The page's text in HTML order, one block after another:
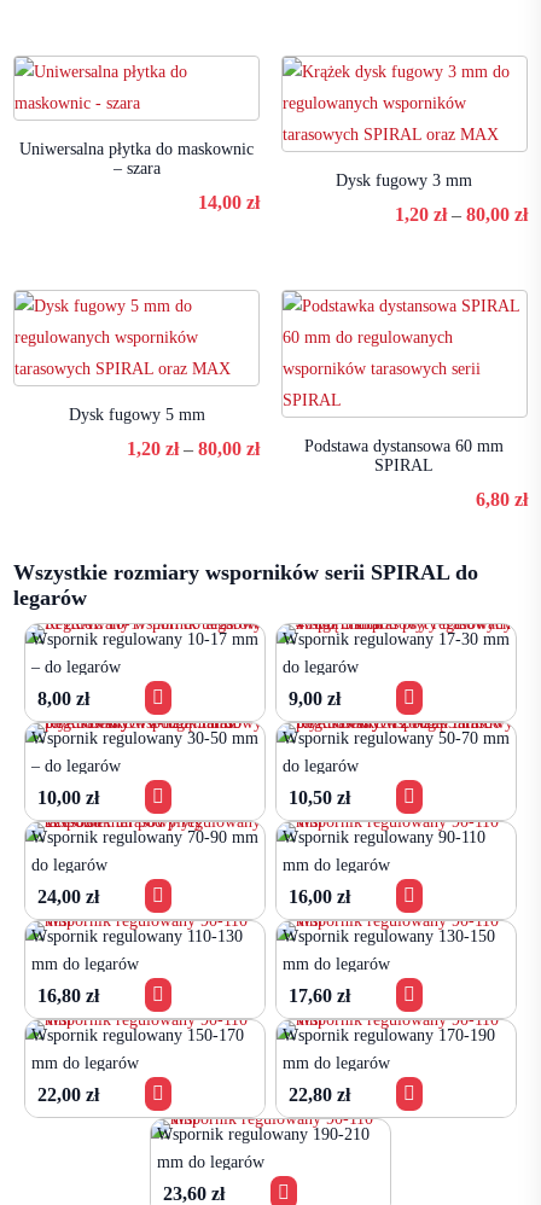
Uniwersalna płytka do maskownic
– szara
14,00zł
Dysk fugowy 3 mm
1,20 zł – 80,00 zł
Dysk fugowy 5 mm
1,20zł – 80,00złZakres
do
Podstawa dystansowa 60 mm
SPIRAL
6,80 zł
Wszystkie rozmiary wsporników serii SPIRAL do
legarów
Wspornik regulowany 10-17 mm
– do legarów
8,00 zł 
Wspornik regulowany 17-30 mm
do legarów
9,00zł 
Wspornik regulowany 30-50 mm
– do legarów
10,00 zł 
Wspornik regulowany 50-70 mm
do legarów
10,50zł 
Wspornik regulowany 70-90 mm
do legarów
24,00 zł 
Wspornik regulowany 90-110
mm do legarów
16,00zł 
Wspornik regulowany 110-130
mm do legarów
16,80 zł 
Wspornik regulowany 130-150
mm do legarów
17,60zł 
Wspornik regulowany 150-170
mm do legarów
22,00 zł 
Wspornik regulowany 170-190
mm do legarów
22,80zł 
Wspornik regulowany 190-210
mm do legarów
23,60 zł 